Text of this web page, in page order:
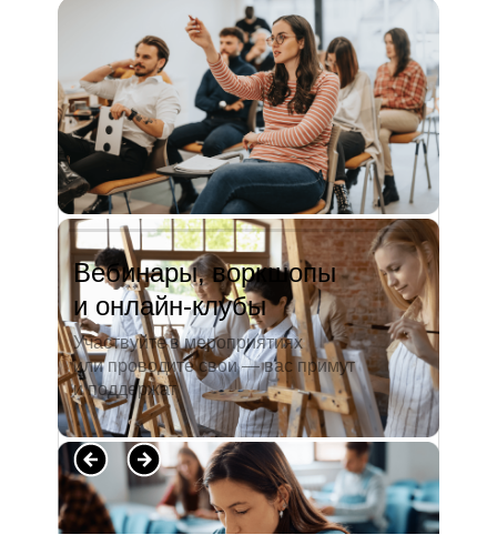
Вебинары, воркшопы
и онлайн-клубы
Участвуйте в мероприятиях
или проводите свои — вас примут
и поддержат
педагогический университет, пошла
преподавать в школу. Проработав в ней
5 лет, я поняла, что нужно двигать...
Читать полностью →